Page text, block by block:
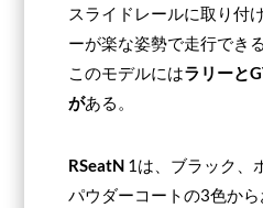
スライドレールに取り付
ーが楽な姿勢で走行でき
このモデルにはラリーと
がある。
RSeatN 1は、ブラック、
パウダーコートの3色か